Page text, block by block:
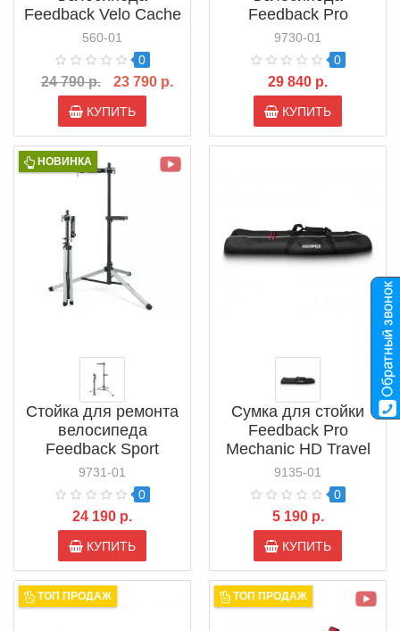
Feedback Velo Cache
2-Bike Column
560-01
0
24 790 р. 23 790 р.
КУПИТЬ
Feedback Pro
Ultralight Repair
Stand (18190)
9730-01
0
29 840 р.
КУПИТЬ
НОВИНКА
Стойка для ремонта
велосипеда
Feedback Sport
Mechanic 2.0 Bike
Repair Stand (18189)
9731-01
0
24 190 р.
КУПИТЬ
Сумка для стойки
Feedback Pro
Mechanic HD Travel
Bag (17829)
9135-01
0
5 190 р.
КУПИТЬ
ТОП ПРОДАЖ ТОП ПРОДАЖ